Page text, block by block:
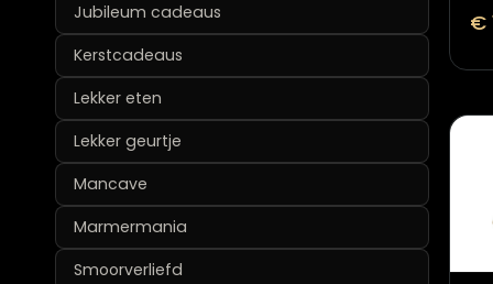
Jubileum cadeaus
Kerstcadeaus
Lekker eten
Lekker geurtje
Mancave
Marmermania
Smoorverliefd
€